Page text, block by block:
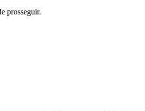
prosseguir.